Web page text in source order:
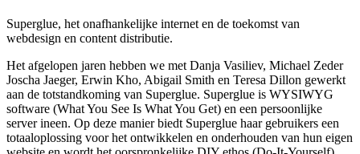
Superglue, het onafhankelijke internet en de toekomst van
webdesign en content distributie.
Het afgelopen jaren hebben we met Danja Vasiliev, Michael Zeder
Joscha Jaeger, Erwin Kho, Abigail Smith en Teresa Dillon gewerkt
aan de totstandkoming van Superglue. Superglue is WYSIWYG
software (What You See Is What You Get) en een persoonlijke
server ineen. Op deze manier biedt Superglue haar gebruikers een
totaaloplossing voor het ontwikkelen en onderhouden van hun eigen